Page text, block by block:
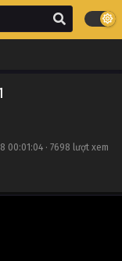
00:01:04 · 7698 lượt xem
13
12
11